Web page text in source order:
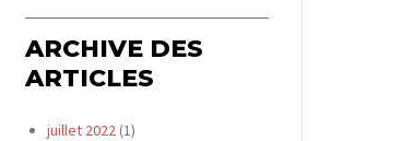
ARCHIVE DES
ARTICLES
juillet 2022 (1)